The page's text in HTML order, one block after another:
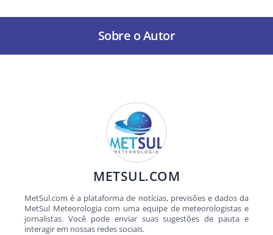
Sobre o Autor
METSUL.COM
MetSul.com é a plataforma de notícias, previsões e dados da
MetSul Meteorologia com uma equipe de meteorologistas e
jornalistas. Você pode enviar suas sugestões de pauta e
interagir em nossas redes sociais.